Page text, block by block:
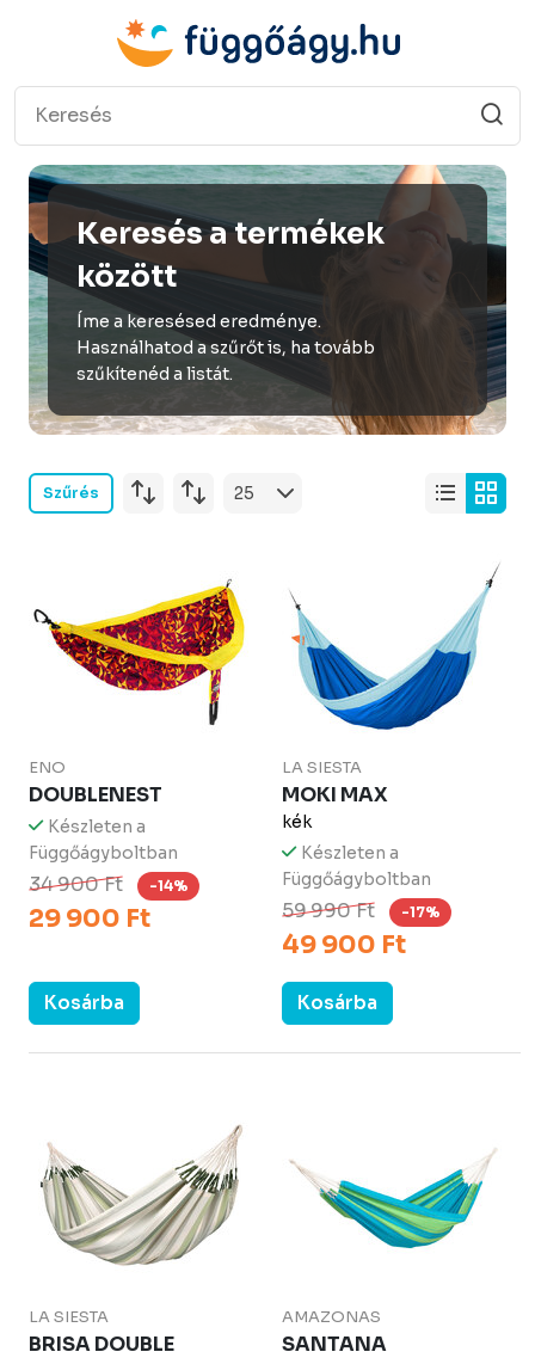
Keresés a termékek
között
Íme a keresésed eredménye.
Használhatod a szűrőt is, ha tovább
szűkítenéd a listát.
Szűrés
ENO
DOUBLENEST
Készleten a
Függőágyboltban
34 900 Ft -14%
29 900 Ft
Kosárba
LA SIESTA
MOKI MAX
kék
Készleten a
Függőágyboltban
59 990 Ft -17%
49 900 Ft
Kosárba
LA SIESTA
BRISA DOUBLE
AMAZONAS
SANTANA